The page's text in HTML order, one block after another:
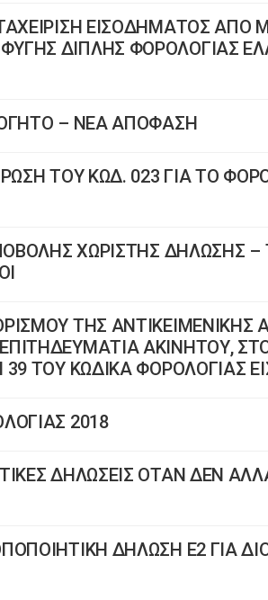
ΕΙΣΟΔΗΜΑΤΟΣ ΑΠΟ
ΔΙΠΛΗΣ ΦΟΡΟΛΟΓΙΑΣ
– ΝΕΑ ΑΠΟΦΑΣΗ
ΤΟΥ ΚΩΔ. 023 ΓΙΑ ΤΟ
ΧΩΡΙΣΤΗΣ ΔΗΛΩΣΗΣ –
ΤΗΣ ΑΝΤΙΚΕΙΜΕΝΙΚΗΣ
ΑΚΙΝΗΤΟΥ,
ΤΟΥ ΚΩΔΙΚΑ ΦΟΡΟΛΟΓΙΑΣ
2018
ΔΗΛΩΣΕΙΣ ΟΤΑΝ ΔΕΝ
ΔΗΛΩΣΗ Ε2 ΓΙΑ